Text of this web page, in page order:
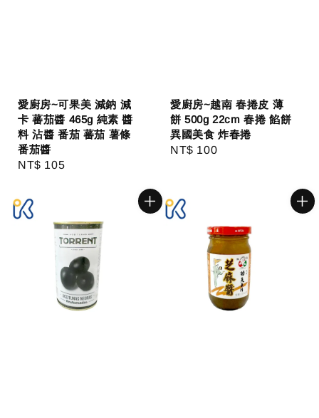
愛廚房~可果美 減鈉 減
卡 蕃茄醬 465g 純素 醬
料 沾醬 番茄 蕃茄 薯條
番茄醬
Regular
NT$ 105
愛廚房~越南 春捲皮 薄
餅 500g 22cm 春捲 餡餅
異國美食 炸春捲
Regular
NT$ 100